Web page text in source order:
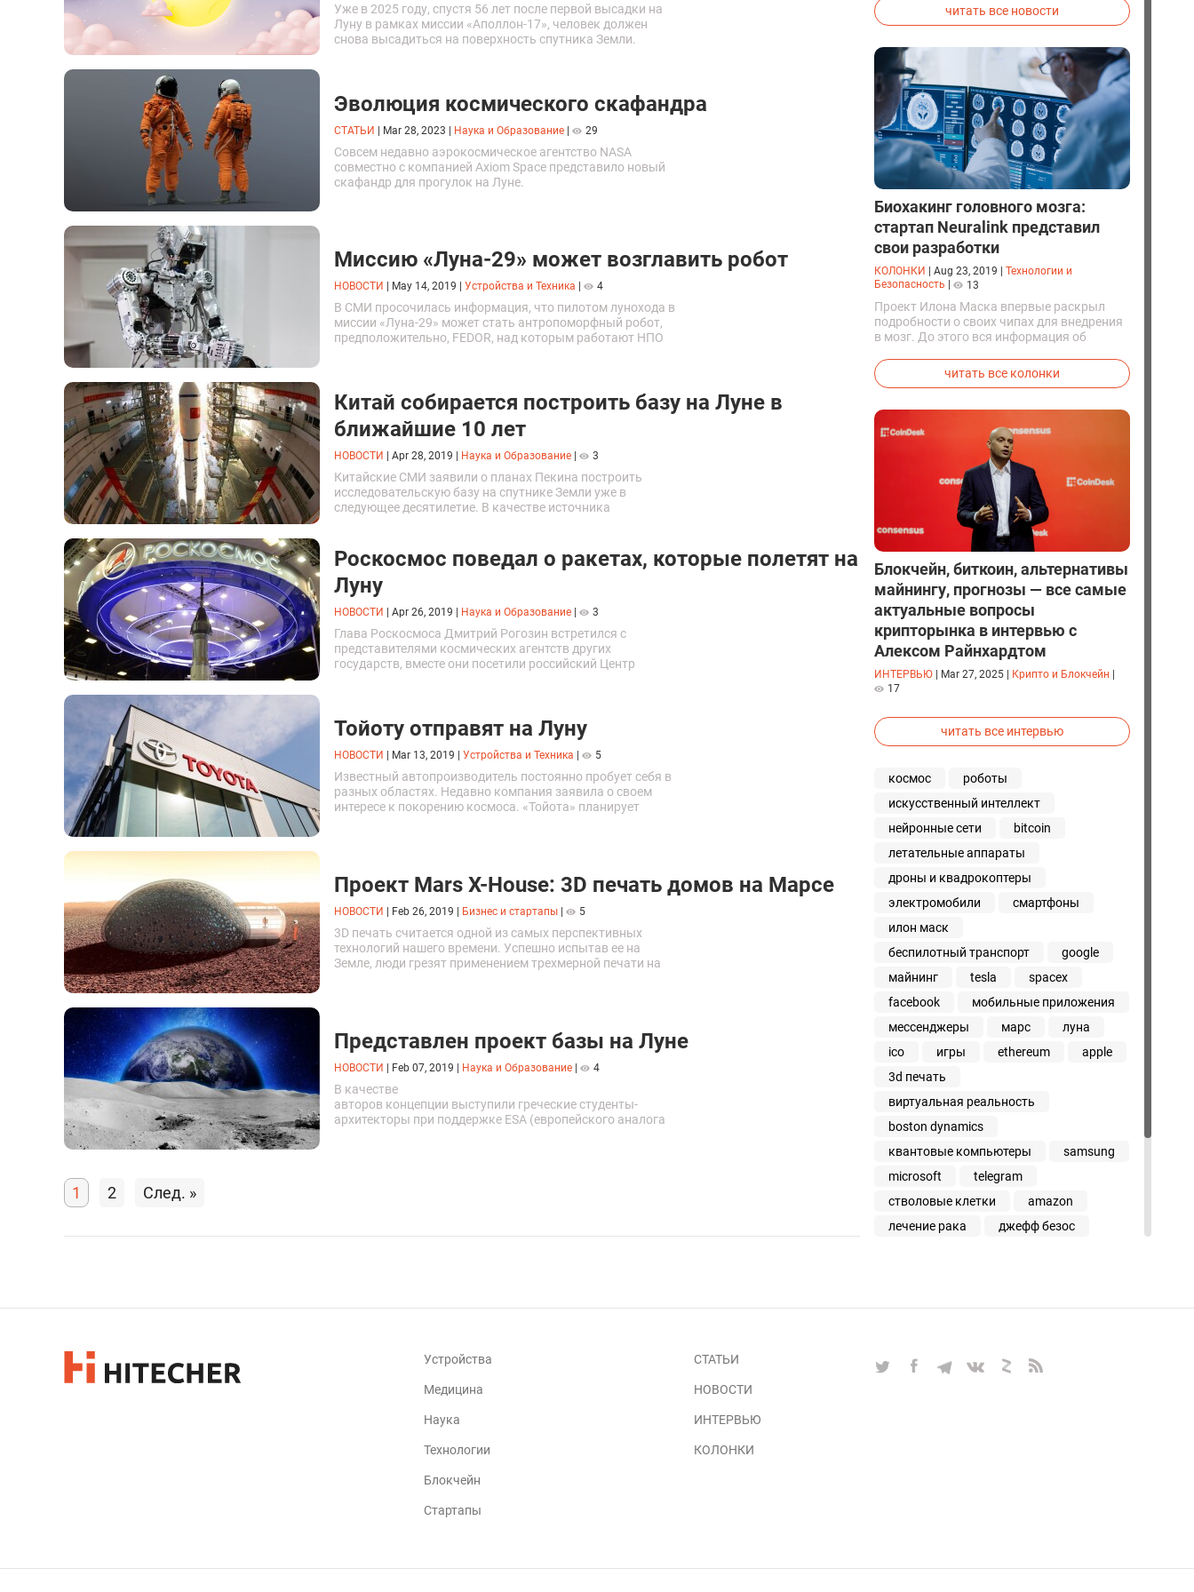
Уже в 2025 году, спустя 56 лет после первой высадки на
Луну в рамках миссии «Аполлон-17», человек должен
снова высадиться на поверхность спутника Земли.
Эволюция космического скафандра
СТАТЬИ | Mar 28, 2023 | Наука и Образование | 29
Совсем недавно аэрокосмическое агентство NASA
совместно с компанией Axiom Space представило новый
скафандр для прогулок на Луне.
Миссию «Луна-29» может возглавить робот
НОВОСТИ May 14, 2019 Устройства и Техника 4
В СМИ просочилась информация, что пилотом лунохода в
миссии «Луна-29» может стать антропоморфный робот,
предположительно, FEDOR, над которым работают НПО
Китай собирается построить базу на Луне в
ближайшие 10 лет
НОВОСТИ Apr 28, 2019 Наука и Образование 3
Китайские СМИ заявили о планах Пекина построить
исследовательскую базу на спутнике Земли уже в
следующее десятилетие. В качестве источника
Роскосмос поведал о ракетах, которые полетят на
Луну
НОВОСТИ Apr 26, 2019 Наука и Образование 3
Глава Роскосмоса Дмитрий Рогозин встретился с
представителями космических агентств других
государств, вместе они посетили российский Центр
Тойоту отправят на Луну
НОВОСТИ Mar 13, 2019 Устройства и Техника 5
Известный автопроизводитель постоянно пробует себя в
разных областях. Недавно компания заявила о своем
интересе к покорению космоса. «Тойота» планирует
Проект Mars X-House: 3D печать домов на Марсе
НОВОСТИ Feb 26, 2019 Бизнес и стартапы 5
3D печать считается одной из самых перспективных
технологий нашего времени. Успешно испытав ее на
Земле, люди грезят применением трехмерной печати на
Представлен проект базы на Луне
НОВОСТИ Feb 07, 2019 Наука и Образование 4
В качестве
авторов концепции выступили греческие студенты-
архитекторы при поддержке ESA (европейского аналога
1 2 След. »
Goldman Sachs, финансовый конгломерат
Citi и частные фонда прямых инвестиций
Global Management.
читать все новости
Биохакинг головного мозга:
стартап Neuralink представил
свои разработки
КОЛОНКИ Aug 23, 2019
Технологии и
Безопасность
13
Проект Илона Маска впервые раскрыл
подробности о своих чипах для внедрения
в мозг. До этого вся информация об
читать все колонки
Блокчейн, биткоин, альтернативы
майнингу, прогнозы — все самые
актуальные вопросы
крипторынка в интервью с
Алексом Райнхардтом
ИНТЕРВЬЮ Mar 27, 2025 Крипто и Блокчейн
17
читать все интервью
космос
роботы
искусственный интеллект
нейронные сети
bitcoin
летательные аппараты
дроны и квадрокоптеры
электромобили
смартфоны
илон маск
беспилотный транспорт
google
майнинг
tesla
spacex
facebook
мобильные приложения
мессенджеры
марс
луна
ico
игры ethereum
apple
3d печать
виртуальная реальность
boston dynamics
квантовые компьютеры
samsung
microsoft
telegram
стволовые клетки
amazon
лечение рака
джефф безос
Устройства
Медицина
Наука
Технологии
Блокчейн
Стартапы
СТАТЬИ
НОВОСТИ
ИНТЕРВЬЮ
КОЛОНКИ